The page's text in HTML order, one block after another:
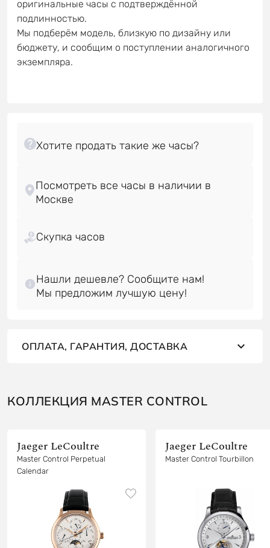
оригинальные часы с подтверждённой
подлинностью.
Мы подберём модель, близкую по дизайну или
бюджету, и сообщим о поступлении аналогичного
экземпляра.
Посмотреть все часы в наличии в
Скупка часов
Нашли дешевле? Сообщите нам!
ОПЛАТА, ГАРАНТИЯ, ДОСТАВКА
КОЛЛЕКЦИЯ MASTER CONTROL
Jaeger LeCoultre
Master Control Perpetual
Calendar
Jaeger LeCoultre
Master Control Tourbillon